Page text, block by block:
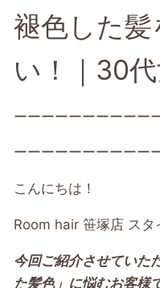
褪色した髪
い！｜30
ーーーーーーーーーー
ーーーーーーーーーー
こんにちは！
Room hair 笹塚店 スタ
今回ご紹介させていた
た髪色」に悩むお客様